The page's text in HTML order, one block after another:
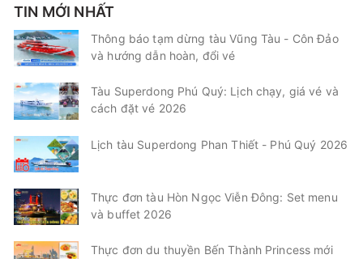
TIN MỚI NHẤT
Thông báo tạm dừng tàu Vũng Tàu - Côn Đảo
và hướng dẫn hoàn, đổi vé
Tàu Superdong Phú Quý: Lịch chạy, giá vé và
cách đặt vé 2026
Lịch tàu Superdong Phan Thiết - Phú Quý 2026
Thực đơn tàu Hòn Ngọc Viễn Đông: Set menu
và buffet 2026
Thực đơn du thuyền Bến Thành Princess mới